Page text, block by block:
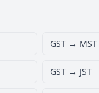
GST → MST
GST → JST